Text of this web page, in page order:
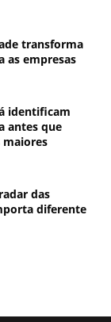
transforma
as empresas
identificam
antes que
maiores
das
diferente